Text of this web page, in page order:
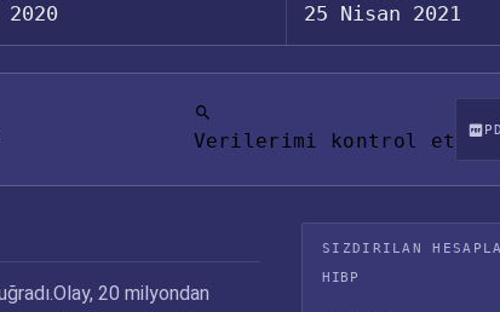
25 Nisan 2021
Verilerimi kontrol et
20 milyondan
SIZDIRILAN
HIBP